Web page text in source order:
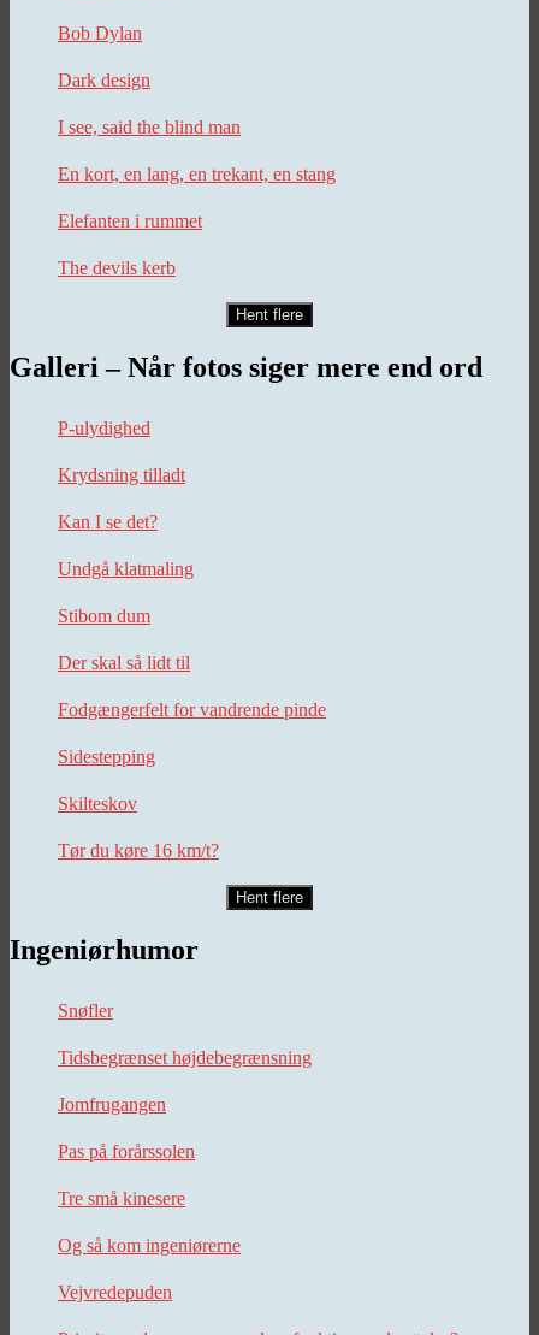
Bob Dylan
Dark design
I see, said the blind man
En kort, en lang, en trekant, en stang
Elefanten i rummet
The devils kerb
Hent flere
Galleri – Når fotos siger mere end ord
P-ulydighed
Krydsning tilladt
Kan I se det?
Undgå klatmaling
Stibom dum
Der skal så lidt til
Fodgængerfelt for vandrende pinde
Sidestepping
Skilteskov
Tør du køre 16 km/t?
Hent flere
Ingeniørhumor
Snøfler
Tidsbegrænset højdebegrænsning
Jomfrugangen
Pas på forårssolen
Tre små kinesere
Og så kom ingeniørerne
Vejvredepuden